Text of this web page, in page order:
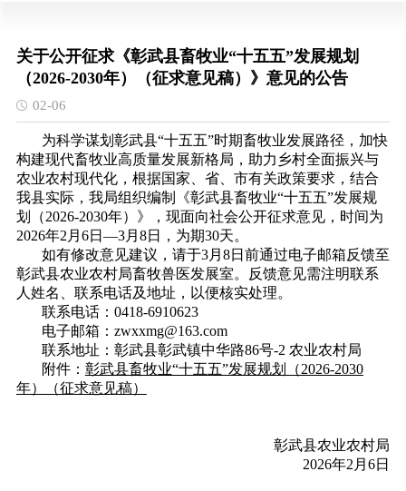
关于公开征求《彰武县畜牧业“十五五”发展规划
（2026-2030年）（征求意见稿）》意见的公告
02-06
为科学谋划彰武县“十五五”时期畜牧业发展路径，加快
构建现代畜牧业高质量发展新格局，助力乡村全面振兴与
农业农村现代化，根据国家、省、市有关政策要求，结合
我县实际，我局组织编制《彰武县畜牧业“十五五”发展规
划（2026-2030年）》，现面向社会公开征求意见，时间为
2026年2月6日—3月8日，为期30天。
如有修改意见建议，请于3月8日前通过电子邮箱反馈至
彰武县农业农村局畜牧兽医发展室。反馈意见需注明联系
人姓名、联系电话及地址，以便核实处理。
联系电话：0418-6910623
电子邮箱：zwxxmg@163.com
联系地址：彰武县彰武镇中华路86号-2 农业农村局
附件： 彰武县畜牧业“十五五”发展规划（2026-2030
年）（征求意见稿）
彰武县农业农村局
2026年2月6日